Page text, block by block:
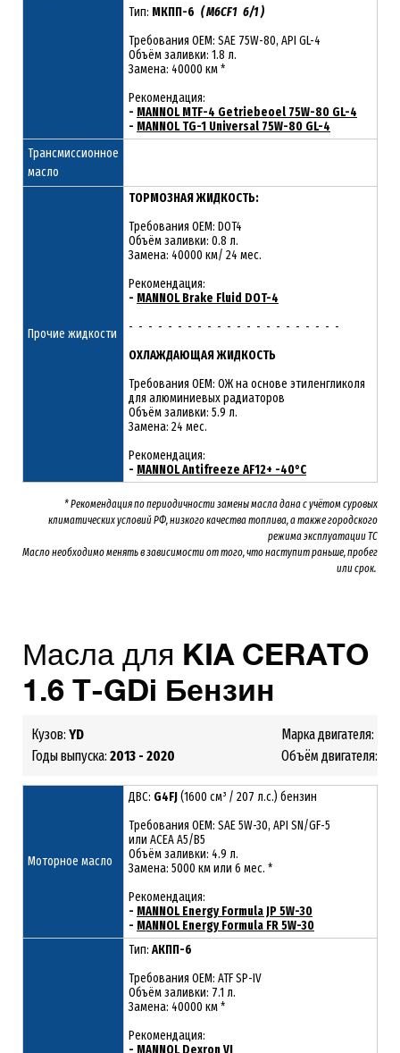
Тип: МКПП-6 ( M6CF1 6/1 )
Требования OEM: SAE 75W-80, API GL-4
Объём заливки: 1.8 л.
Замена: 40000 км *
Рекомендация:
- MANNOL MTF-4 Getriebeoel 75W-80 GL-4
- MANNOL TG-1 Universal 75W-80 GL-4
Трансмиссионное
масло
Прочие жидкости
ТОРМОЗНАЯ ЖИДКОСТЬ:
Требования OEM: DOT4
Объём заливки: 0.8 л.
Замена: 40000 км/ 24 мес.
Рекомендация:
- MANNOL Brake Fluid DOT-4
- - - - - - - - - - - - - - - - - - - - - -
ОХЛАЖДАЮЩАЯ ЖИДКОСТЬ
Требования OEM: ОЖ на основе этиленгликоля
для алюминиевых радиаторов
Объём заливки: 5.9 л.
Замена: 24 мес.
Рекомендация:
- MANNOL Antifreeze AF12+ -40°C
* Рекомендация по периодичности замены масла дана с учётом суровых
климатических условий РФ, низкого качества топлива, а также городского
режима эксплуатации ТС
Масло необходимо менятьв зависимости от того, что наступит раньше, пробег
или срок.
Масла для KIA CERATO
1.6 T-GDi Бензин
Кузов: YD
Годы выпуска: 2013 - 2020
Марка двигателя:
Объём двигателя:
Моторное масло
ДВС: G4FJ(1600 см³ / 207 л.с.) бензин
Требования ОЕМ: SAE 5W-30, API SN/GF-5
или ACEA A5/B5
Объём заливки: 4.9 л.
Замена: 5000 км или 6 мес. *
Рекомендация:
- MANNOL Energy Formula JP 5W-30
- MANNOL Energy Formula FR 5W-30
Тип: АКПП-6
Требования OEM: ATF SP-IV
Объём заливки: 7.1 л.
Замена: 40000 км *
Рекомендация:
- MANNOL Dexron VI